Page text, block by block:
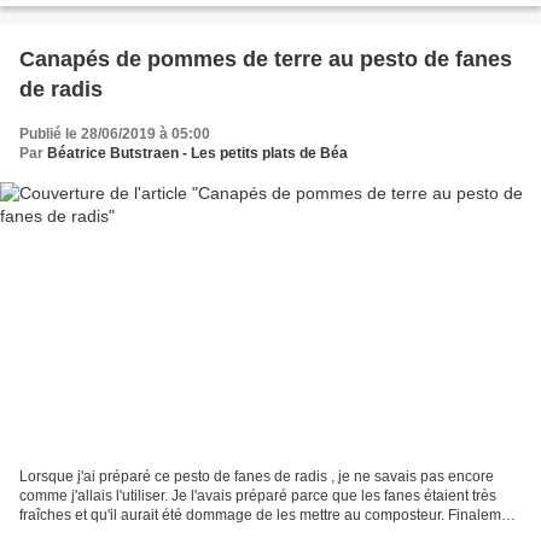
Canapés de pommes de terre au pesto de fanes
de radis
Publié le 28/06/2019 à 05:00
Par Béatrice Butstraen - Les petits plats de Béa
Lorsque j'ai préparé ce pesto de fanes de radis , je ne savais pas encore
comme j'allais l'utiliser. Je l'avais préparé parce que les fanes étaient très
fraîches et qu'il aurait été dommage de les mettre au composteur. Finalement